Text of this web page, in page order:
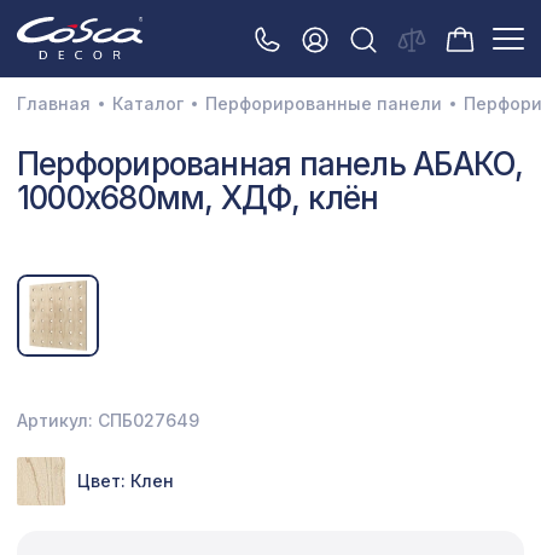
3D орнамент
Акустические панели
Интерьерный МДФ
Межкомнатные арки
Перфорированные панели
Плинтусы
Главная Каталог Перфорированные панели
Перфорированная панель АБАКО,
1000х680мм, ХДФ, клён
Артикул: СПБ027649
Цвет: Клен